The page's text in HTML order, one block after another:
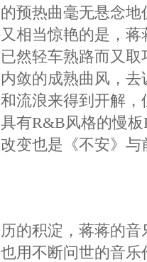
预热曲毫无悬念
相当惊艳的是，
然轻车熟路而又
敛的成熟曲风，
流浪来得到开解
有R&B风格的慢
变也是《不安》
积淀，蒋蒋的音
用不断问世的音